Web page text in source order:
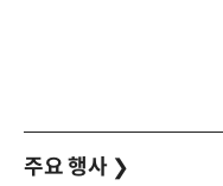
주요 행사 ❯